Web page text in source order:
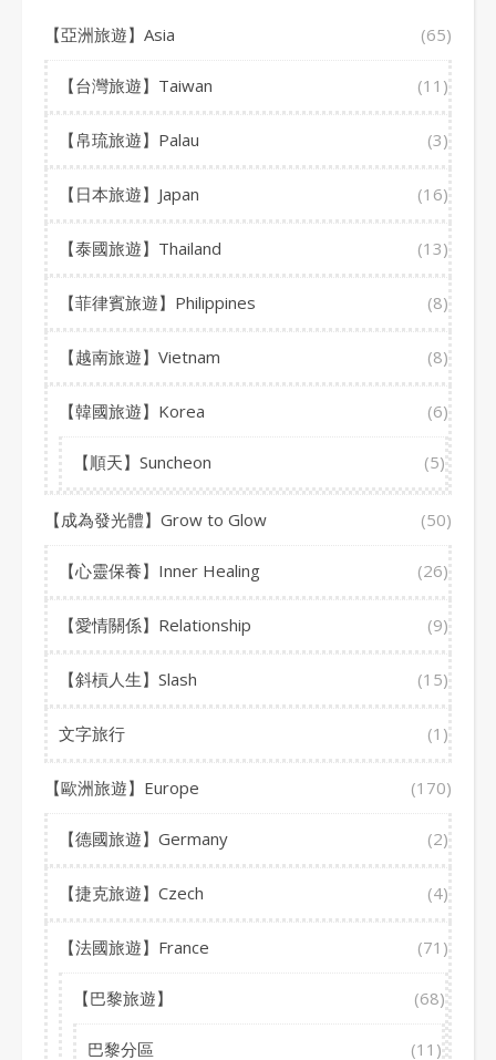
【亞洲旅遊】Asia (65)
【台灣旅遊】Taiwan (11)
【帛琉旅遊】Palau (3)
【日本旅遊】Japan (16)
【泰國旅遊】Thailand (13)
【菲律賓旅遊】Philippines (8)
【越南旅遊】Vietnam (8)
【韓國旅遊】Korea (6)
【順天】Suncheon (5)
【成為發光體】Grow to Glow (50)
【心靈保養】Inner Healing (26)
【愛情關係】Relationship (9)
【斜槓人生】Slash (15)
文字旅行 (1)
【歐洲旅遊】Europe (170)
【德國旅遊】Germany (2)
【捷克旅遊】Czech (4)
【法國旅遊】France (71)
【巴黎旅遊】 (68)
巴黎分區 (11)